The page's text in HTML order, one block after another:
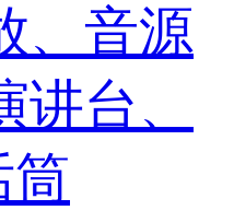
、音源
讲台、
筒